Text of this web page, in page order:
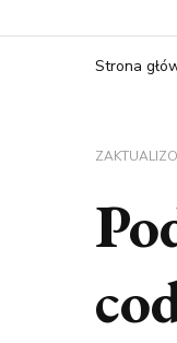
Strona